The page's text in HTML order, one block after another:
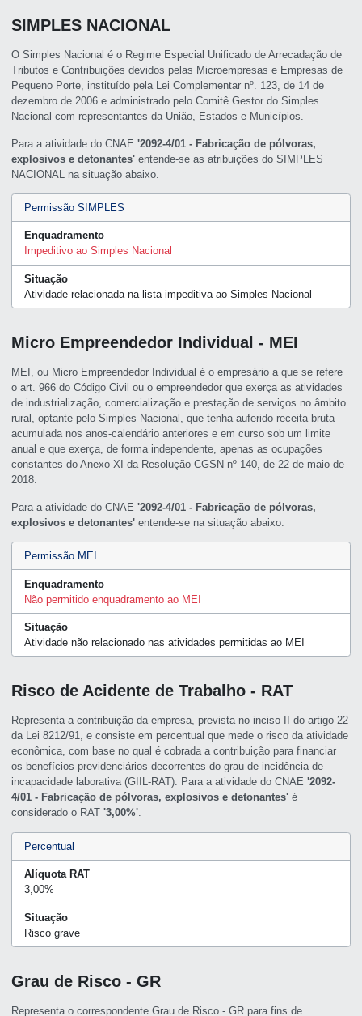
SIMPLES NACIONAL
O Simples Nacional é o Regime Especial Unificado de Arrecadação de
Tributos e Contribuições devidos pelas Microempresas e Empresas de
Pequeno Porte, instituído pela Lei Complementar nº. 123, de 14 de
dezembro de 2006 e administrado pelo Comitê Gestor do Simples
Nacional com representantes da União, Estados e Municípios.
Para a atividade do CNAE'2092-4/01 - Fabricação de pólvoras,
explosivos e detonantes' entende-se as atribuições do SIMPLES
NACIONAL na situação abaixo.
Permissão SIMPLES
Enquadramento
Impeditivo ao Simples Nacional
Situação
Atividade relacionada na lista impeditiva ao Simples Nacional
Micro Empreendedor Individual - MEI
MEI, ou Micro Empreendedor Individual é o empresário a que se refere
o art. 966 do Código Civil ou o empreendedor que exerça as atividades
de industrialização, comercialização e prestação de serviços no âmbito
rural, optante pelo Simples Nacional, que tenha auferido receita bruta
acumulada nos anos-calendário anteriores e em curso sob um limite
anual e que exerça, de forma independente, apenas as ocupações
constantes do Anexo XI da Resolução CGSN nº 140, de 22 de maio de
2018.
Para a atividade do CNAE'2092-4/01 - Fabricação de pólvoras,
explosivos e detonantes' entende-se na situação abaixo.
Permissão MEI
Enquadramento
Não permitido enquadramento ao MEI
Situação
Atividade não relacionado nas atividades permitidas ao MEI
Risco de Acidente de Trabalho - RAT
Representa a contribuição da empresa, prevista no inciso II do artigo 22
da Lei 8212/91, e consiste em percentual que mede o risco da atividade
econômica, com base no qual é cobrada a contribuição para financiar
os benefícios previdenciários decorrentes do grau de incidência de
incapacidade laborativa (GIIL-RAT). Para a atividade do CNAE'2092-
4/01 - Fabricação de pólvoras, explosivos e detonantes' é
considerado o RAT'3,00%'.
Percentual
Alíquota RAT
3,00%
Situação
Risco grave
Grau de Risco - GR
Representa o correspondente Grau de Risco - GR para fins de